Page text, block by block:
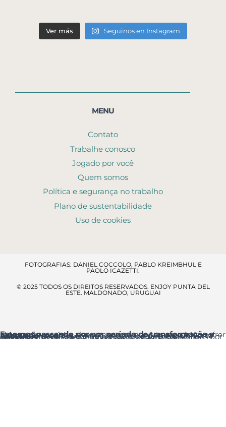
Ver más Seguinos en Instagram
MENU
Contato
Trabalhe conosco
Jogado por você
Quem somos
Política e segurança no trabalho
Plano de sustentabilidade
Uso de cookies
FOTOGRAFIAS: DANIEL COCCOLO, PABLO KREIMBHUL E
PAOLO ICAZETTI.
© 2025 TODOS OS DIREITOS RESERVADOS. ENJOY PUNTA DEL
ESTE. MALDONADO, URUGUAI
Estamos passando por um período de transformação e renovação
, por isso alguns espaços e serviços poderão sofrer ajustes temporários.
Acesso ao resort: a entrada principal é pelaAv. Chiverta
onde você encontrará a Recepção logo ao entrar.
Agradecemos a sua compreensão e pedimos desculpas por qualquer inconveniente que essas melhorias possam causar.